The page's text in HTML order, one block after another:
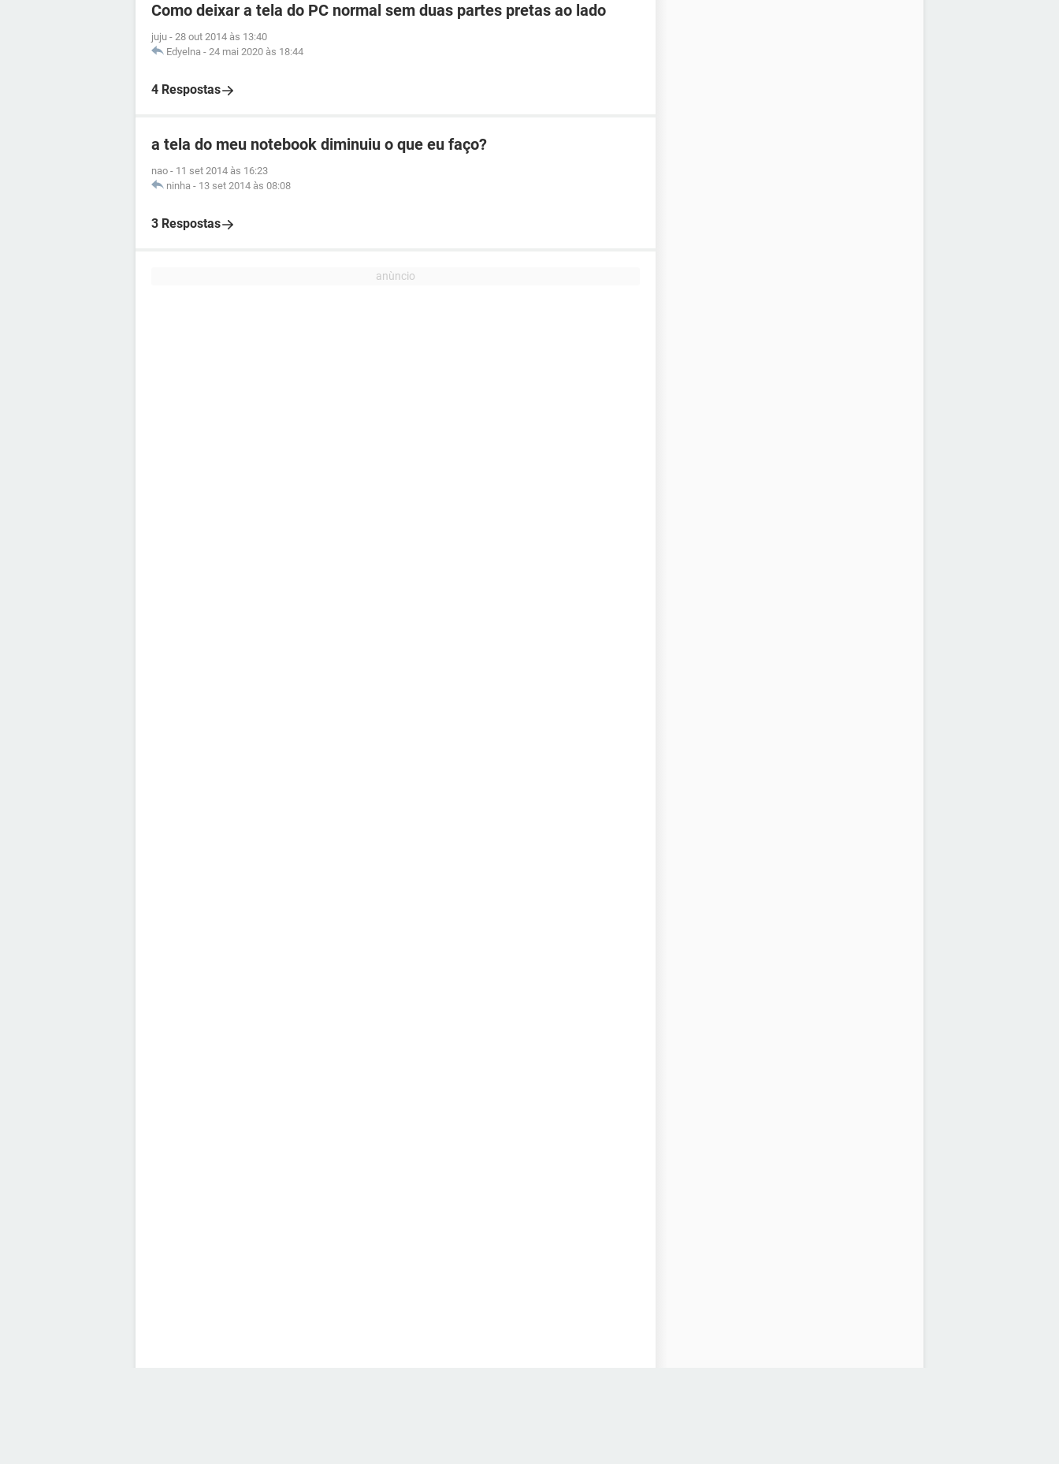
Como deixar a tela do PC normal sem duas partes pretas ao lado
juju - 28 out 2014 às 13:40
Edyelna - 24 mai 2020 às 18:44
4 Respostas
a tela do meu notebook diminuiu o que eu faço?
nao - 11 set 2014 às 16:23
ninha - 13 set 2014 às 08:08
3 Respostas